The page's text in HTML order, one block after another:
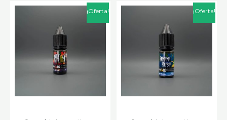
¡Oferta!
El
era:
El
precio
actual
¡Oferta!
El
era:
El
precio
actual